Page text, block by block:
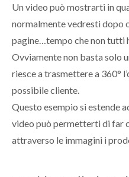
Un video può mostrarti in
normalmente vedresti dopo
pagine…tempo che non tutti
Ovviamente non basta solo
riesce a trasmettere a 360°
possibile cliente.
Questo esempio si estende
video può permetterti di far
attraverso le immagini i